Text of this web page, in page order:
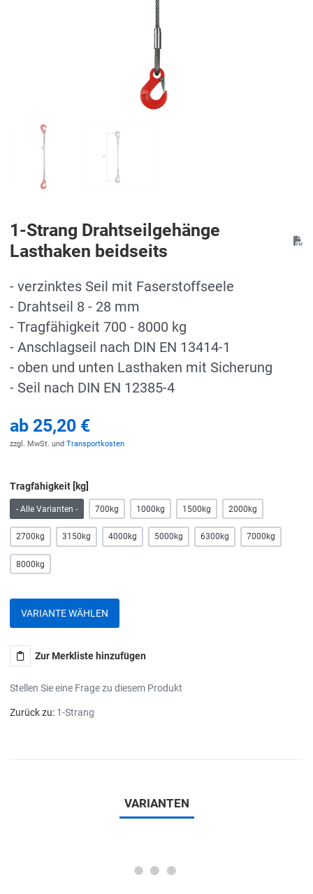
1-Strang Drahtseilgehänge
Lasthaken beidseits
- verzinktes Seil mit Faserstoffseele
- Drahtseil 8 - 28 mm
- Tragfähigkeit 700 - 8000 kg
- Anschlagseil nach DIN EN 13414-1
- oben und unten Lasthaken mit Sicherung
- Seil nach DIN EN 12385-4
ab 25,20 €
zzgl. MwSt. und Transportkosten
Tragfähigkeit [kg]
- Alle Varianten - 700kg 1000kg 1500kg 2000kg
2700kg 3150kg 4000kg 5000kg 6300kg 7000kg
8000kg
VARIANTE WÄHLEN
Zur Merkliste hinzufügen
Stellen Sie eine Frage zu diesem Produkt
Zurück zu: 1-Strang
VARIANTEN